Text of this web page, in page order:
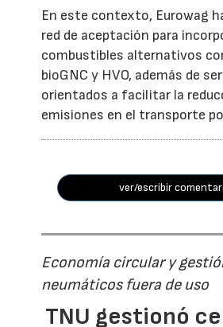
En este contexto, Eurowag
red de aceptación para
combustibles alternativos
bioGNC y HVO, además de
orientados a facilitar la
emisiones en el transporte
ver/escribir
Economía circular y
neumáticos fuera de uso
TNU gestionó